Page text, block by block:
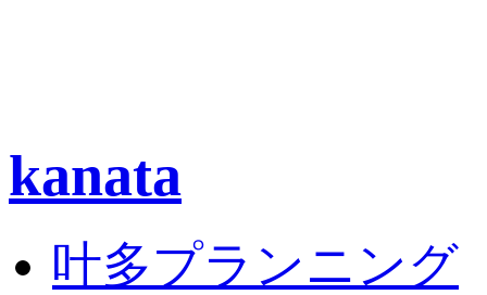
kanata
叶多プランニング